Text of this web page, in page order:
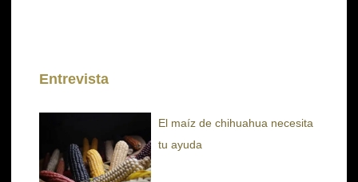
Entrevista
El maíz de chihuahua necesita
tu ayuda